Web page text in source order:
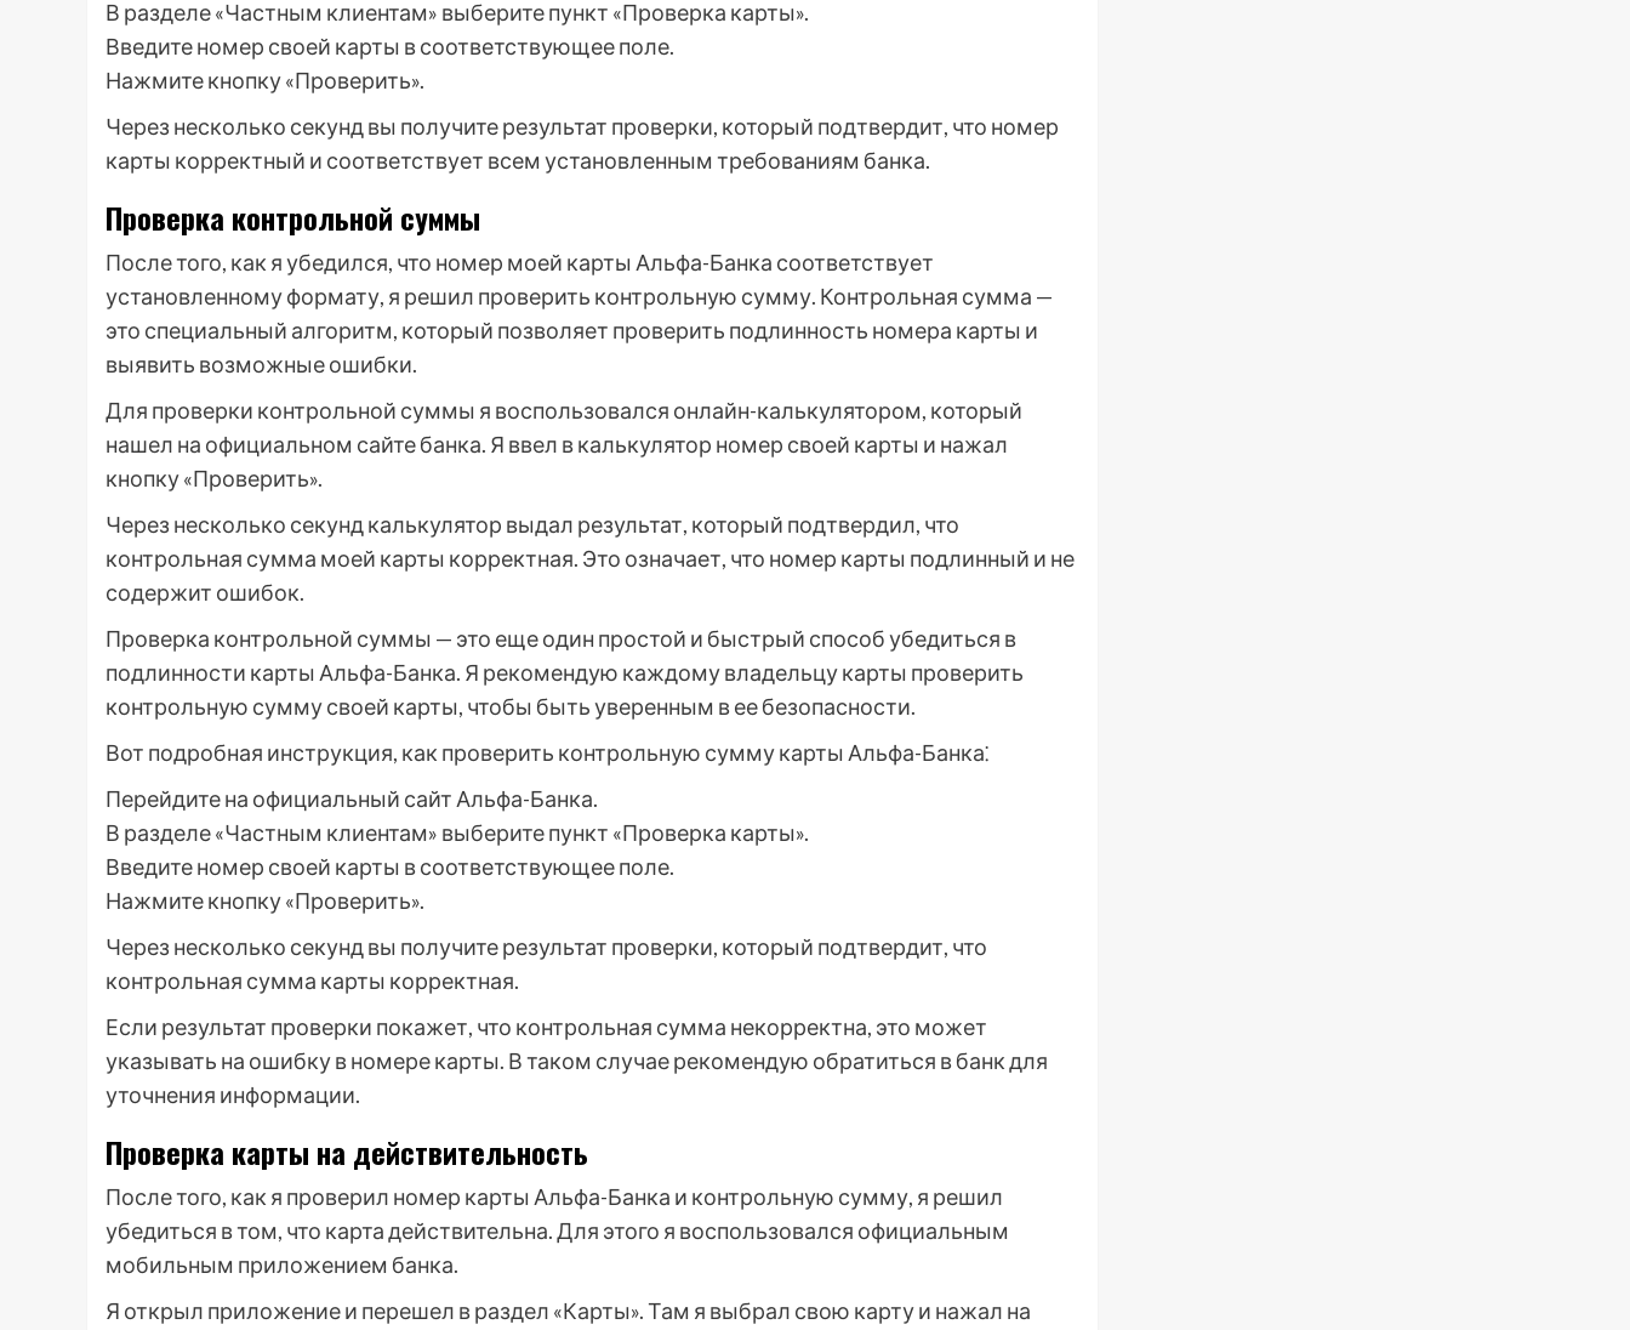
В разделе «Частным клиентам» выберите пункт «Проверка карты».
Введите номер своей карты в соответствующее поле.
Нажмите кнопку «Проверить».
Через несколько секунд вы получите результат проверки, который подтвердит, что номер
карты корректный и соответствует всем установленным требованиям банка.
Проверка контрольной суммы
После того, как я убедился, что номер моей карты Альфа-Банка соответствует
установленному формату, я решил проверить контрольную сумму. Контрольная сумма —
это специальный алгоритм, который позволяет проверить подлинность номера карты и
выявить возможные ошибки.
Для проверки контрольной суммы я воспользовался онлайн-калькулятором, который
нашел на официальном сайте банка. Я ввел в калькулятор номер своей карты и нажал
кнопку «Проверить».
Через несколько секунд калькулятор выдал результат, который подтвердил, что
контрольная сумма моей карты корректная. Это означает, что номер карты подлинный и не
содержит ошибок.
Проверка контрольной суммы — это еще один простой и быстрый способ убедиться в
подлинности карты Альфа-Банка. Я рекомендую каждому владельцу карты проверить
контрольную сумму своей карты, чтобы быть уверенным в ее безопасности.
Вот подробная инструкция, как проверить контрольную сумму карты Альфа-Банка⁚
Перейдите на официальный сайт Альфа-Банка.
В разделе «Частным клиентам» выберите пункт «Проверка карты».
Введите номер своей карты в соответствующее поле.
Нажмите кнопку «Проверить».
Через несколько секунд вы получите результат проверки, который подтвердит, что
контрольная сумма карты корректная.
Если результат проверки покажет, что контрольная сумма некорректна, это может
указывать на ошибку в номере карты. В таком случае рекомендую обратиться в банк для
уточнения информации.
Проверка карты на действительность
После того, как я проверил номер карты Альфа-Банка и контрольную сумму, я решил
убедиться в том, что карта действительна. Для этого я воспользовался официальным
мобильным приложением банка.
Я открыл приложение и перешел в раздел «Карты». Там я выбрал свою карту и нажал на